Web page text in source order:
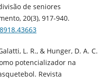
de seniores
20(3), 917-940.
L. R., & Hunger, D. A. C.
potencializador na
Revista